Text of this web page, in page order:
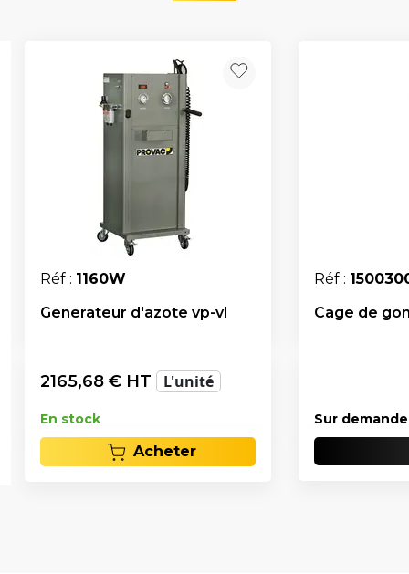
Réf : 1160W
Generateur d'azote vp-vl
2165,68 € HT L'unité
En stock
Acheter
Réf :
Cage de
Sur demande